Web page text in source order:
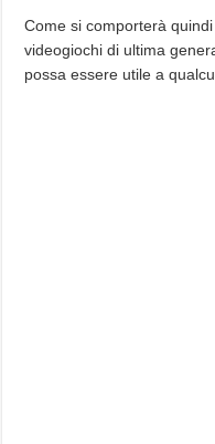
Come si comporterà
videogiochi di ultima
possa essere utile a